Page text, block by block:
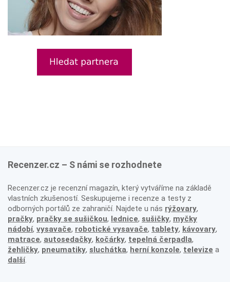
Recenzer.cz – S námi se rozhodnete
Recenzer.cz je recenzní magazín, který vytváříme na základě
vlastních zkušeností. Seskupujeme i recenze a testy z
odborných portálů ze zahraničí. Najdete u nás rýžovary,
pračky, pračky se sušičkou, lednice, sušičky, myčky
nádobí, vysavače, robotické vysavače, tablety, kávovary,
matrace, autosedačky, kočárky, tepelná čerpadla,
žehličky, pneumatiky, sluchátka, herní konzole, televize a
další.